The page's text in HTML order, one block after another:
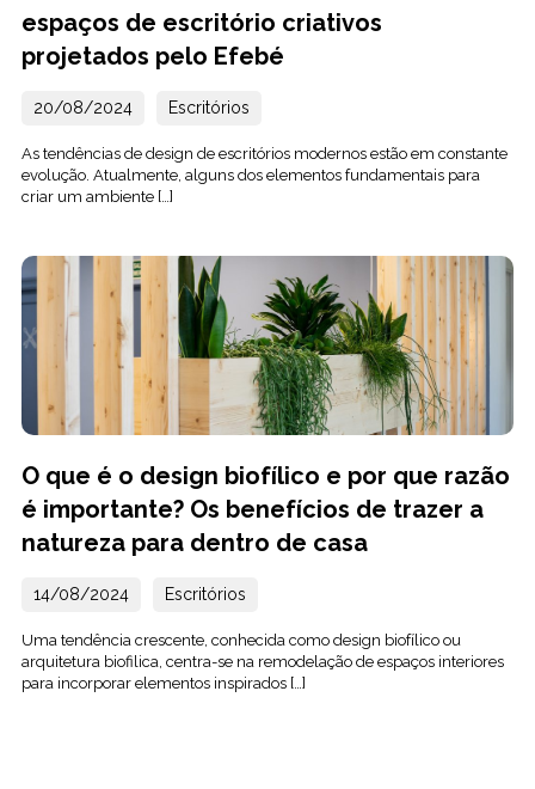
espaços de escritório criativos
projetados pelo Efebé
20/08/2024 Escritórios
As tendências de design de escritórios modernos estão em constante
evolução. Atualmente, alguns dos elementos fundamentais para
criar um ambiente […]
O que é o design biofílico e por que razão
é importante? Os benefícios de trazer a
natureza para dentro de casa
14/08/2024 Escritórios
Uma tendência crescente, conhecida como design biofílico ou
arquitetura biofilica, centra-se na remodelação de espaços interiores
para incorporar elementos inspirados […]